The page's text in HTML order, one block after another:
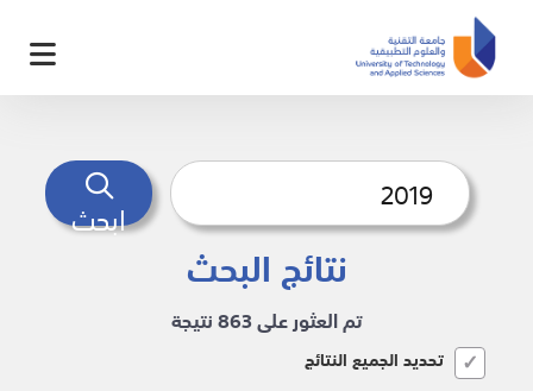
ابحث
نتائج البحث
تم العثور على 863 نتيجة
تحديد الجميع النتائج